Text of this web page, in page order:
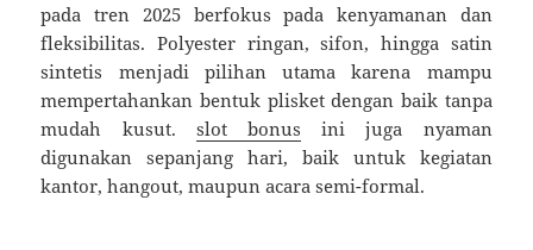
pada tren 2025 berfokus pada kenyamanan dan
fleksibilitas. Polyester ringan, sifon, hingga satin
sintetis menjadi pilihan utama karena mampu
mempertahankan bentuk plisket dengan baik tanpa
mudah kusut. slot bonus ini juga nyaman
digunakan sepanjang hari, baik untuk kegiatan
kantor, hangout, maupun acara semi-formal.